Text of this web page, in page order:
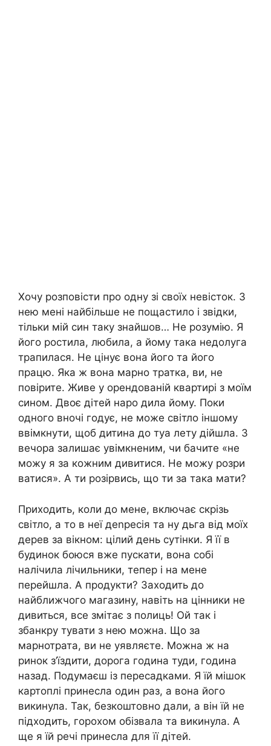
Хочу розповісти про одну зі своїх невісток. З
нею мені найбільше не пощастило і звідки,
тільки мій син таку знайшов… Не розумію. Я
його ростила, любила, а йому така недолуга
трапилася. Не цінує вона його та його
працю. Яка ж вона марно тратка, ви, не
повірите. Живе у орендованій квартирі з моїм
сином. Двоє дітей наро дила йому. Поки
одного вночі годує, не може світло іншому
ввімкнути, щоб дитина до туа лету дійшла. З
вечора залишає увімкненим, чи бачите «не
можу я за кожним дивитися. Не можу розри
ватися». А ти розірвись, що ти за така мати?
Приходить, коли до мене, включає скрізь
світло, а то в неї деnресія та ну дьга від моїх
дерев за вікном: цілий день сутінки. Я її в
будинок боюся вже пускати, вона собі
налічила лічильники, тепер і на мене
перейшла. А продукти? Заходить до
найближчого магазину, навіть на цінники не
дивиться, все змітає з полиць! Ой так і
збанкру тувати з нею можна. Що за
марнотрата, ви не уявляєте. Можна ж на
ринок з’їздити, дорога година туди, година
назад. Подумаєш із пересадками. Я їй мішок
картоплі принесла один раз, а вона його
викинула. Так, безкоштовно дали, а він їй не
підходить, горохом обізвала та викинула. А
ще я їй речі принесла для її дітей.